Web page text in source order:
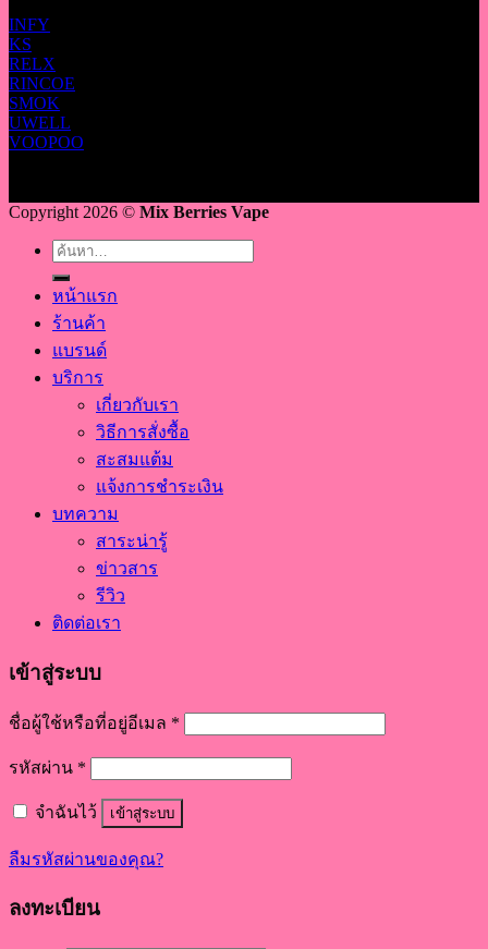
INFY
KS
RELX
RINCOE
SMOK
UWELL
VOOPOO
Copyright 2026 © Mix Berries Vape
ค้นหา:
หน้าแรก
ร้านค้า
แบรนด์
บริการ
เกี่ยวกับเรา
วิธีการสั่งซื้อ
สะสมแต้ม
แจ้งการชำระเงิน
บทความ
สาระน่ารู้
ข่าวสาร
รีวิว
ติดต่อเรา
เข้าสู่ระบบ
ชื่อผู้ใช้หรือที่อยู่อีเมล *
รหัสผ่าน *
จำฉันไว้ เข้าสู่ระบบ
ลืมรหัสผ่านของคุณ?
ลงทะเบียน